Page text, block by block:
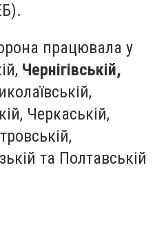
працювала у
Чернігівській,
Черкаській,
та Полтавській